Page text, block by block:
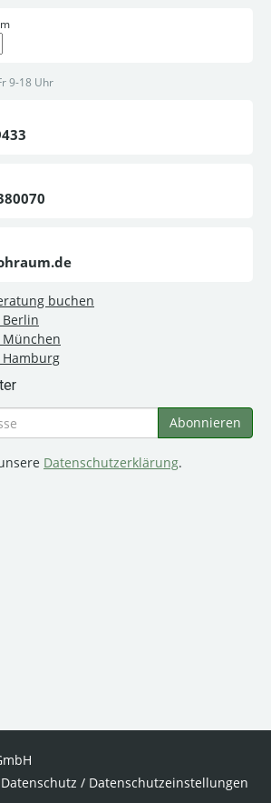
9-18 Uhr
buchen
Datenschutzerklärung.
Datenschutz / Datenschutzeinstellungen